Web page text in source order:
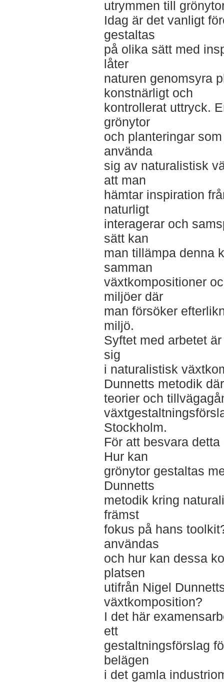
utrymmen till
Idag är det vanligt
gestaltas
på olika sätt med
låter
naturen genomsyra
konstnärligt och
kontrollerat uttryck.
grönytor
och planteringar
använda
sig av naturalistisk
att man
hämtar inspiration
naturligt
interagerar och
sätt kan
man tillämpa denna
samman
växtkompositioner
miljöer där
man försöker
miljö.
Syftet med arbetet
sig
i naturalistisk
Dunnetts metodik
teorier och
Stockholm.
För att besvara
Hur kan
grönytor gestaltas
Dunnetts
metodik kring
främst
fokus på hans
användas
och hur kan dessa
platsen
utifrån Nigel
växtkomposition?
I det här
ett
gestaltningsförslag
belägen
i det gamla